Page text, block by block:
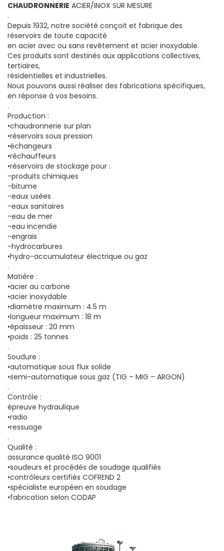
CHAUDRONNERIE ACIER/INOX SUR MESURE
.
Depuis 1932, notre société conçoit et fabrique des
réservoirs de toute capacité
en acier avec ou sans revêtement et acier inoxydable.
Ces produits sont destinés aux applications collectives,
tertiaires,
résidentielles et industrielles.
Nous pouvons aussi réaliser des fabrications spécifiques,
en réponse à vos besoins.
.
Production :
•chaudronnerie sur plan
•réservoirs sous pression
•échangeurs
•réchauffeurs
•réservoirs de stockage pour :
-produits chimiques
-bitume
-eaux usées
-eaux sanitaires
-eau de mer
-eau incendie
-engrais
-hydrocarbures
•hydro-accumulateur électrique ou gaz
.
Matière :
•acier au carbone
•acier inoxydable
•diamètre maximum : 4.5 m
•longueur maximum : 18 m
•épaisseur : 20 mm
•poids : 25 tonnes
.
Soudure :
•automatique sous flux solide
•semi-automatique sous gaz (TIG – MIG – ARGON)
.
Contrôle :
épreuve hydraulique
•radio
•ressuage
.
Qualité :
assurance qualité ISO 9001
•soudeurs et procédés de soudage qualifiés
•contrôleurs certifiés COFREND 2
•spécialiste européen en soudage
•fabrication selon CODAP